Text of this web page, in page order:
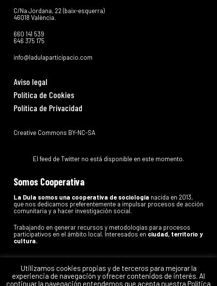
C/Na Jordana, 22 (baix-esquerra)
46018 València.
660 141 539
646 375 175
info@ladulaparticipacio.com
Aviso legal
Política de Cookies
Política de Privacidad
Creative Commons BY-NC-SA
El feed de Twitter no está disponible en este momento.
Somos Cooperativa
La Dula somos una cooperativa de sociología nacida en 2013,
que nos dedicamos preferentemente a impulsar procesos de acción
comunitaria y a hacer investigación social.
Trabajando en generar recursos y metodologías para procesos
participativos en el ámbito local. Interesados en ciudad, territorio y
cultura.
Último Tweet
El feed de Twitter no está disponible en este momento.
Utilizamos cookies propias y de terceros para mejorar la
experiencia de navegación y ofrecer contenidos de interés. Al
continuar la navegación entendemos que acepta nuestra Política